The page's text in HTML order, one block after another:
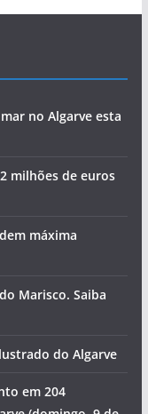
no Algarve esta
milhões de euros
máxima
Marisco. Saiba
do Algarve
em 204